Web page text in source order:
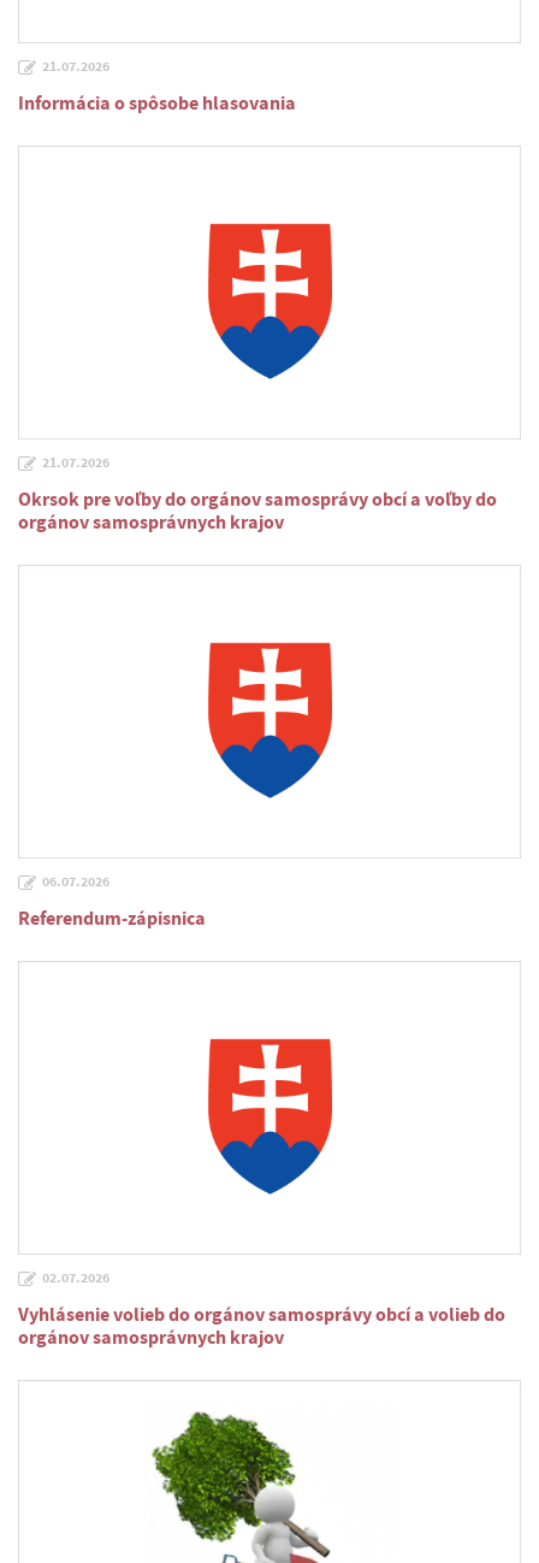
21.07.2026
Informácia o spôsobe hlasovania
21.07.2026
Okrsok pre voľby do orgánov samosprávy obcí a voľby do
orgánov samosprávnych krajov
06.07.2026
Referendum-zápisnica
02.07.2026
Vyhlásenie volieb do orgánov samosprávy obcí a volieb do
orgánov samosprávnych krajov